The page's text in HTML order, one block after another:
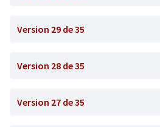
Version 29 de 35
Version 28 de 35
Version 27 de 35